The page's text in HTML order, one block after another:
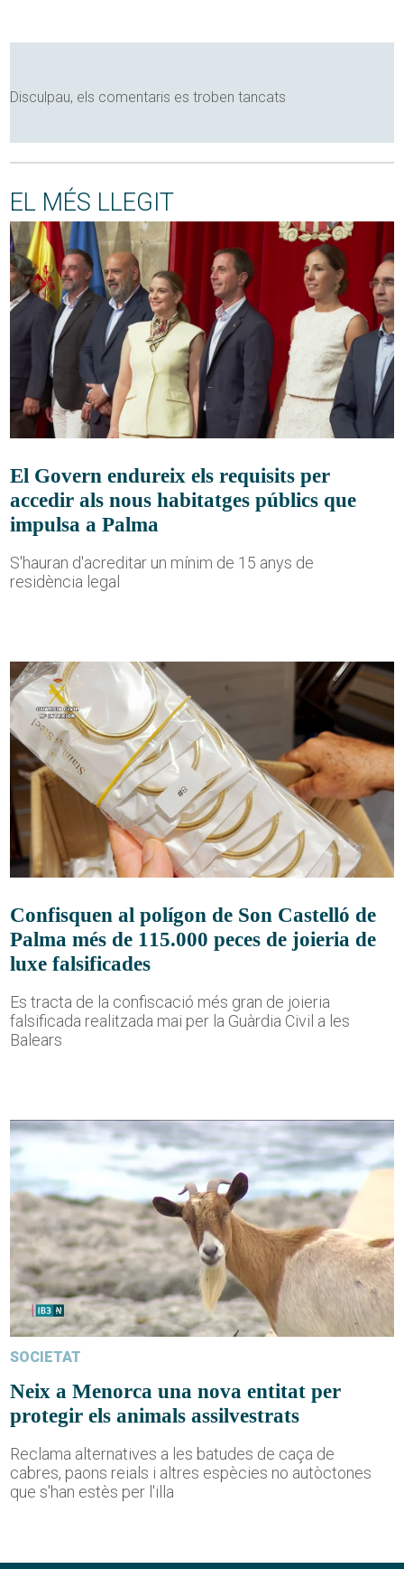
Disculpau, els comentaris es troben tancats
EL MÉS LLEGIT
El Govern endureix els requisits per
accedir als nous habitatges públics que
impulsa a Palma
S'hauran d'acreditar un mínim de 15 anys de
residència legal
Confisquen al polígon de Son Castelló de
Palma més de 115.000 peces de joieria de
luxe falsificades
Es tracta de la confiscació més gran de joieria
falsificada realitzada mai per la Guàrdia Civil a les
Balears
SOCIETAT
Neix a Menorca una nova entitat per
protegir els animals assilvestrats
Reclama alternatives a les batudes de caça de
cabres, paons reials i altres espècies no autòctones
que s'han estès per l'illa